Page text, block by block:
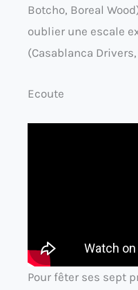
Botcho, Boreal
oublier une escale
(Casablanca
Ecoute
Pour fêter ses sept